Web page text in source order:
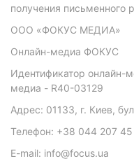
получения письменного
ООО «ФОКУС МЕДИА»
Онлайн-медиа ФОКУС
Идентификатор онлайн-
медиа - R40-03129
Адрес: 01133, г. Киев,
Телефон: +38 044 207
E-mail: info@focus.ua